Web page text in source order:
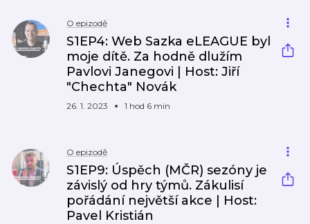
O epizodě
S1EP4: Web Sazka eLEAGUE byl
moje dítě. Za hodně dlužím
Pavlovi Janegovi | Host: Jiří
"Chechta" Novák
26. 1. 2023 1 hod 6 min
O epizodě
S1EP9: Úspěch (MČR) sezóny je
závislý od hry týmů. Zákulisí
pořádání největší akce | Host:
Pavel Kristián